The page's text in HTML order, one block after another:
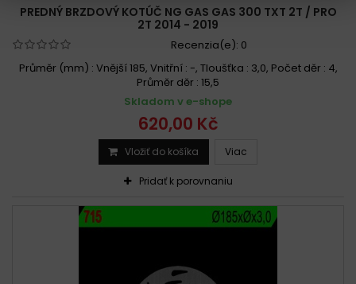
PREDNÝ BRZDOVÝ KOTÚČ NG GAS GAS 300 TXT 2T / PRO
2T 2014 - 2019
Recenzia(e): 0
Průměr (mm) : Vnější 185, Vnitřní : -, Tloušťka : 3,0, Počet děr : 4,
Průměr děr : 15,5
Skladom v e-shope
620,00 Kč
Vložiť do košíka Viac
Pridať k porovnaniu